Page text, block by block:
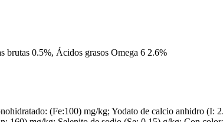
brutas 0.5%, Ácidos grasos Omega 6 2.6%
(Fe:100) mg/kg; Yodato de calcio anhidro (I: